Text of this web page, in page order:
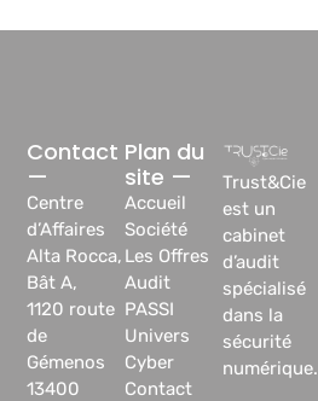
Trust&Cie
est un
cabinet
d’audit
spécialisé
dans la
sécurité
numérique.
Plan du
site —
Accueil
Société
Les Offres
Audit
PASSI
Univers
Cyber
Contact
Contact
—
Centre
d’Affaires
Alta Rocca,
Bât A,
1120 route
de
Gémenos
13400